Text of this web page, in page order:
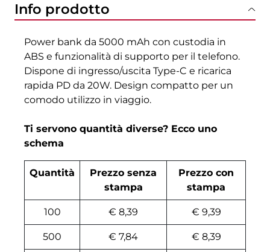
Info prodotto
Power bank da 5000 mAh con custodia in
ABS e funzionalità di supporto per il telefono.
Dispone di ingresso/uscita Type-C e ricarica
rapida PD da 20W. Design compatto per un
comodo utilizzo in viaggio.
Ti servono quantità diverse? Ecco uno
schema
Quantità
Prezzo senza
stampa
Prezzo con
stampa
100 € 8,39 € 9,39
500 € 7,84 € 8,39